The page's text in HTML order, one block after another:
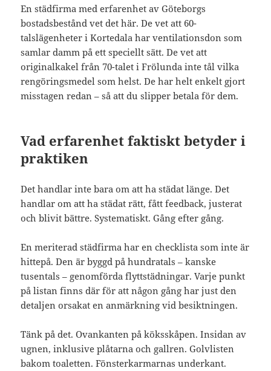
En städfirma med erfarenhet av Göteborgs
bostadsbestånd vet det här. De vet att 60-
talslägenheter i Kortedala har ventilationsdon som
samlar damm på ett speciellt sätt. De vet att
originalkakel från 70-talet i Frölunda inte tål vilka
rengöringsmedel som helst. De har helt enkelt gjort
misstagen redan – så att du slipper betala för dem.
Vad erfarenhet faktiskt betyder i
praktiken
Det handlar inte bara om att ha städat länge. Det
handlar om att ha städat rätt, fått feedback, justerat
och blivit bättre. Systematiskt. Gång efter gång.
En meriterad städfirma har en checklista som inte är
hittepå. Den är byggd på hundratals – kanske
tusentals – genomförda flyttstädningar. Varje punkt
på listan finns där för att någon gång har just den
detaljen orsakat en anmärkning vid besiktningen.
Tänk på det. Ovankanten på köksskåpen. Insidan av
ugnen, inklusive plåtarna och gallren. Golvlisten
bakom toaletten. Fönsterkarmarnas underkant.